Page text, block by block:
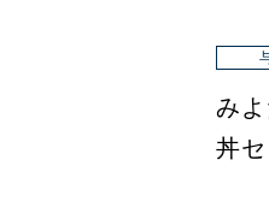
み
丼セ